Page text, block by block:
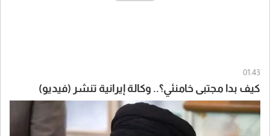
01:43
كيف بدا مجتبى خامنئي؟.. وكالة إيرانية تنشر (فيديو)